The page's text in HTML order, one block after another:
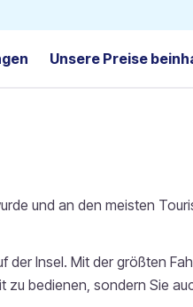
Unsere Preise
und an den meisten
Insel. Mit der größten
bedienen, sondern Sie